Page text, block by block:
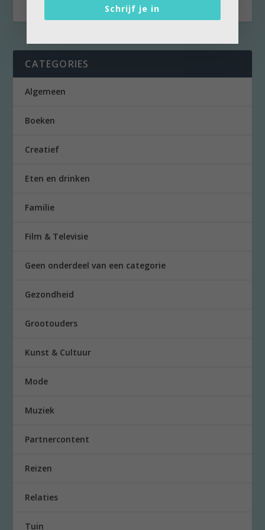
CATEGORIES
Algemeen
Boeken
Creatief
Eten en drinken
Familie
Film & Televisie
Geen onderdeel van een categorie
Gezondheid
Grootouders
Kunst & Cultuur
Mode
Muziek
Partnercontent
Reizen
Relaties
Tuin
Schrijf je in